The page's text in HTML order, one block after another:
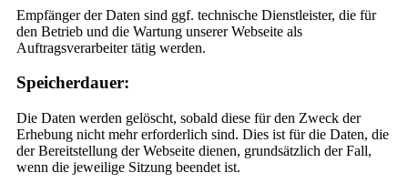
Empfänger der Daten sind ggf. technische Dienstleister, die für
den Betrieb und die Wartung unserer Webseite als
Auftragsverarbeiter tätig werden.
Speicherdauer:
Die Daten werden gelöscht, sobald diese für den Zweck der
Erhebung nicht mehr erforderlich sind. Dies ist für die Daten, die
der Bereitstellung der Webseite dienen, grundsätzlich der Fall,
wenn die jeweilige Sitzung beendet ist.